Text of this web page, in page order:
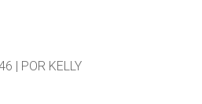
| POR KELLY